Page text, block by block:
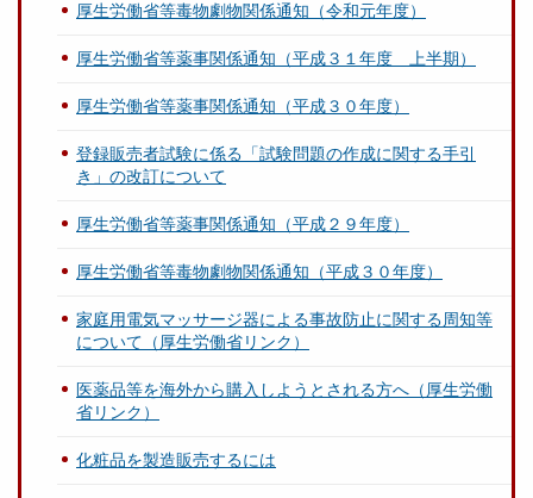
厚生労働省等毒物劇物関係通知（令和元年度）
厚生労働省等薬事関係通知（平成３１年度 上半期）
厚生労働省等薬事関係通知（平成３０年度）
登録販売者試験に係る「試験問題の作成に関する手引
き」の改訂について
厚生労働省等薬事関係通知（平成２９年度）
厚生労働省等毒物劇物関係通知（平成３０年度）
家庭用電気マッサージ器による事故防止に関する周知等
について（厚生労働省リンク）
医薬品等を海外から購入しようとされる方へ（厚生労働
省リンク）
化粧品を製造販売するには